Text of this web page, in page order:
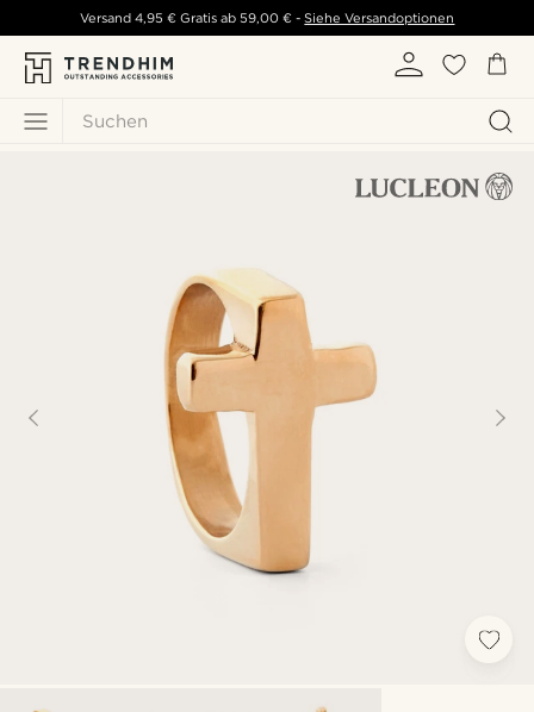
Suchen
Versand 4,95 € Gratis ab 59,00 € - Siehe Versandoptionen